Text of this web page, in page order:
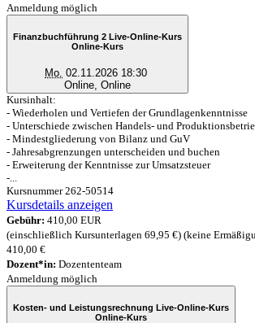
Anmeldung möglich
Finanzbuchführung 2 Live-Online-Kurs
Online-Kurs
Mo. 02.11.2026 18:30
Online, Online
Kursinhalt:
- Wiederholen und Vertiefen der Grundlagenkenntnisse
- Unterschiede zwischen Handels- und
- Mindestgliederung von Bilanz und GuV
- Jahresabgrenzungen unterscheiden und buchen
- Erweiterung der Kenntnisse zur Umsatzsteuer
-...
Kursnummer 262-50514
Kursdetails anzeigen
Gebühr: 410,00 EUR
(einschließlich Kursunterlagen 69,95 €) (keine
410,00 €
Dozent*in: Dozententeam
Anmeldung möglich
Kosten- und Leistungsrechnung Live-Online-Kurs
Online-Kurs